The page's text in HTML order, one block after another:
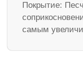
Покрытие:
самым